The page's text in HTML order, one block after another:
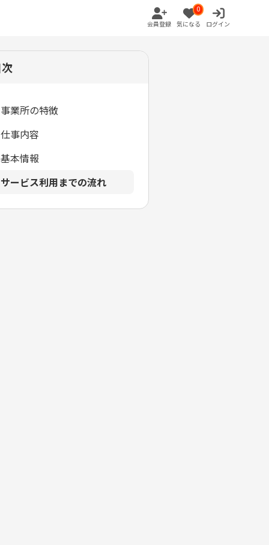
会員登録
0
気になる ログイン
事業所の特徴
仕事内容
基本情報
サービス利用までの流れ